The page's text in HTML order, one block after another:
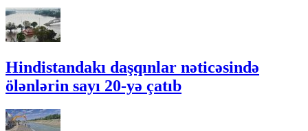
Hindistandakı daşqınlar nəticəsində
ölənlərin sayı 20-yə çatıb